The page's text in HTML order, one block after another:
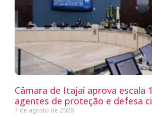
Câmara de Itajaí aprova escala
agentes de proteção e defesa
7 de agosto de 2026